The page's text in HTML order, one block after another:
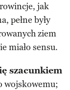
jak
pełne były
ziem
miało sensu.
szacunkiem
wojskowemu;